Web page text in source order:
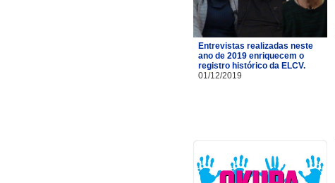
Entrevistas realizadas neste
ano de 2019 enriquecem o
registro histórico da ELCV.
01/12/2019